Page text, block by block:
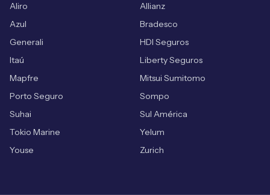
Aliro
Allianz
Azul
Bradesco
Generali
HDI Seguros
Itaú
Liberty Seguros
Mapfre
Mitsui Sumitomo
Porto Seguro
Sompo
Suhai
Sul América
Tokio Marine
Yelum
Youse
Zurich